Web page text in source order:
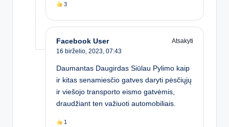
3
Facebook User
Atsakyti
16 birželio, 2023, 07:43
Daumantas Daugirdas Siūlau Pylimo kaip
ir kitas senamiesčio gatves daryti pėsčiųjų
ir viešojo transporto eismo gatvėmis,
draudžiant ten važiuoti automobiliais.
1